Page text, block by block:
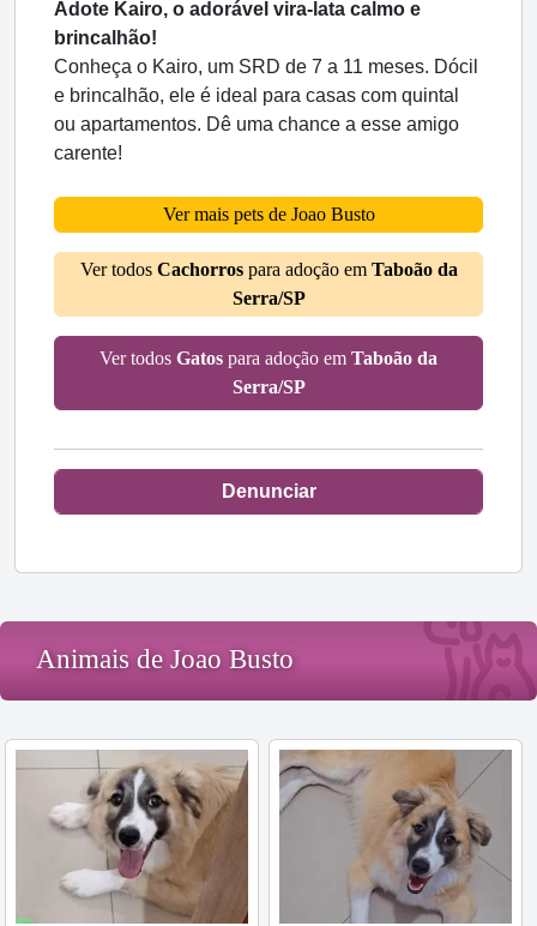
Adote Kairo, o adorável vira-lata calmo e
brincalhão!
Conheça o Kairo, um SRD de 7 a 11 meses. Dócil
e brincalhão, ele é ideal para casas com quintal
ou apartamentos. Dê uma chance a esse amigo
carente!
Ver mais pets de Joao Busto
Ver todos Cachorrospara adoção em Taboão da
Serra/SP
Ver todos Gatos para adoção em Taboão da
Serra/SP
Denunciar
Animais de Joao Busto